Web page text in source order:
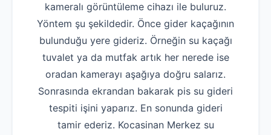
kameralı görüntüleme cihazı ile buluruz.
Yöntem şu şekildedir. Önce gider kaçağının
bulunduğu yere gideriz. Örneğin su kaçağı
tuvalet ya da mutfak artık her nerede ise
oradan kamerayı aşağıya doğru salarız.
Sonrasında ekrandan bakarak pis su gideri
tespiti işini yaparız. En sonunda gideri
tamir ederiz. Kocasinan Merkez su